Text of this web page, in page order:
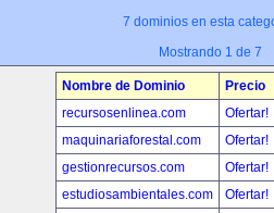
7 dominios en esta
Mostrando 1 de 7
Nombre de Dominio
Precio
recursosenlinea.com
Ofertar!
maquinariaforestal.com
Ofertar!
gestionrecursos.com
Ofertar!
estudiosambientales.com
Ofertar!